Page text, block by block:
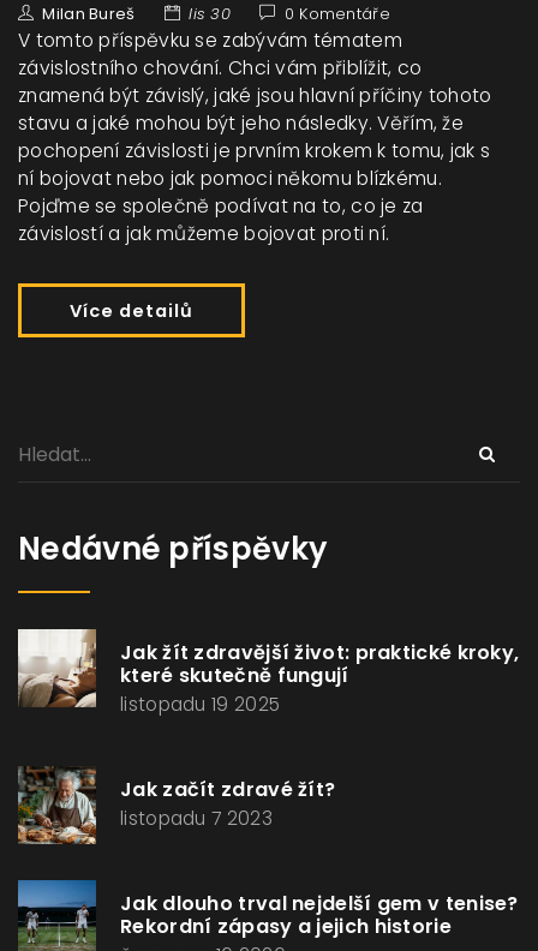
Milan Bureš lis 30 0 Komentáře
V tomto příspěvku se zabývám tématem
závislostního chování. Chci vám přiblížit, co
znamená být závislý, jaké jsou hlavní příčiny tohoto
stavu a jaké mohou být jeho následky. Věřím, že
pochopení závislosti je prvním krokem k tomu, jak s
ní bojovat nebo jak pomoci někomu blízkému.
Pojďme se společně podívat na to, co je za
závislostí a jak můžeme bojovat proti ní.
Více detailů
Nedávné příspěvky
Jak žít zdravější život: praktické kroky,
které skutečně fungují
listopadu 19 2025
Jak začít zdravé žít?
listopadu 7 2023
Jak dlouho trval nejdelší gem v tenise?
Rekordní zápasy a jejich historie